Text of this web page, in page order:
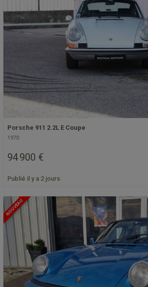
Porsche 911 2.2L E Coupe
1970
94 900 €
Publié il y a 2 jours
NOUVEAU